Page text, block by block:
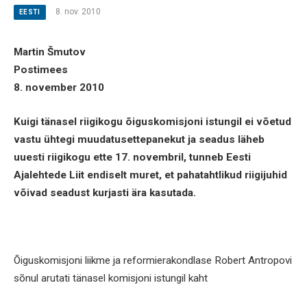
EESTI 8. nov. 2010
Martin Šmutov
Postimees
8. november 2010
Kuigi tänasel riigikogu õiguskomisjoni istungil ei võetud
vastu ühtegi muudatusettepanekut ja seadus läheb
uuesti riigikogu ette 17. novembril, tunneb Eesti
Ajalehtede Liit endiselt muret, et pahatahtlikud riigijuhid
võivad seadust kurjasti ära kasutada.
Õiguskomisjoni liikme ja reformierakondlase Robert Antropovi
sõnul arutati tänasel komisjoni istungil kaht